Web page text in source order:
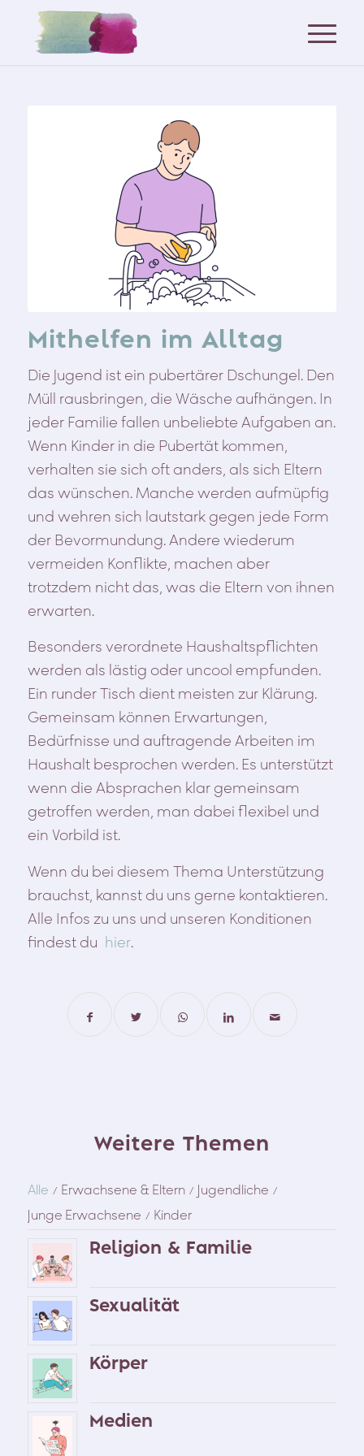
Mithelfen im Alltag
Die Jugend ist ein pubertärer Dschungel. Den
Müll rausbringen, die Wäsche aufhängen. In
jeder Familie fallen unbeliebte Aufgaben an.
Wenn Kinder in die Pubertät kommen,
verhalten sie sich oft anders, als sich Eltern
das wünschen. Manche werden aufmüpfig
und wehren sich lautstark gegen jede Form
der Bevormundung. Andere wiederum
vermeiden Konflikte, machen aber
trotzdem nicht das, was die Eltern von ihnen
erwarten.
Besonders verordnete Haushaltspflichten
werden als lästig oder uncool empfunden.
Ein runder Tisch dient meisten zur Klärung.
Gemeinsam können Erwartungen,
Bedürfnisse und auftragende Arbeiten im
Haushalt besprochen werden. Es unterstützt
wenn die Absprachen klar gemeinsam
getroffen werden, man dabei flexibel und
ein Vorbild ist.
Wenn du bei diesem Thema Unterstützung
brauchst, kannst du uns gerne kontaktieren.
Alle Infos zu uns und unseren Konditionen
findest du hier.
Weitere Themen
Alle / Erwachsene & Eltern / Jugendliche /
Junge Erwachsene / Kinder
Religion & Familie
Sexualität
Körper
Medien